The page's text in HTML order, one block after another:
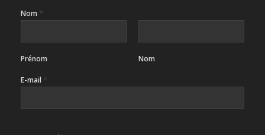
Nom *
Prénom Nom
E-mail *